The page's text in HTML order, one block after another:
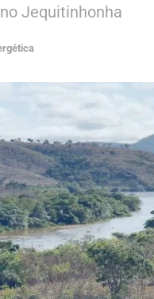
Jequitinhonha